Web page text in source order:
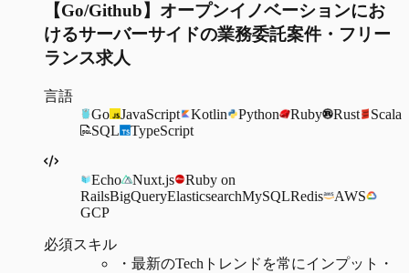
【Go/Github】オープンイノベーションにお
けるサーバーサイドの業務委託案件・フリー
ランス求人
言語
Go
JavaScript Kotlin Python Ruby Rust
Scala
SQL
TypeScript
Echo Nuxt.js
Ruby on
RailsBigQueryElasticsearchMySQLRedis
AWS
GCP
必須スキル
・ 最新のTechトレンドを常にインプット・